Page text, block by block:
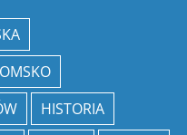
HISTORIA